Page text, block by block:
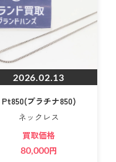
2026.02.13
Pt850(プラチナ850)
ネックレス
買取価格
80,000円